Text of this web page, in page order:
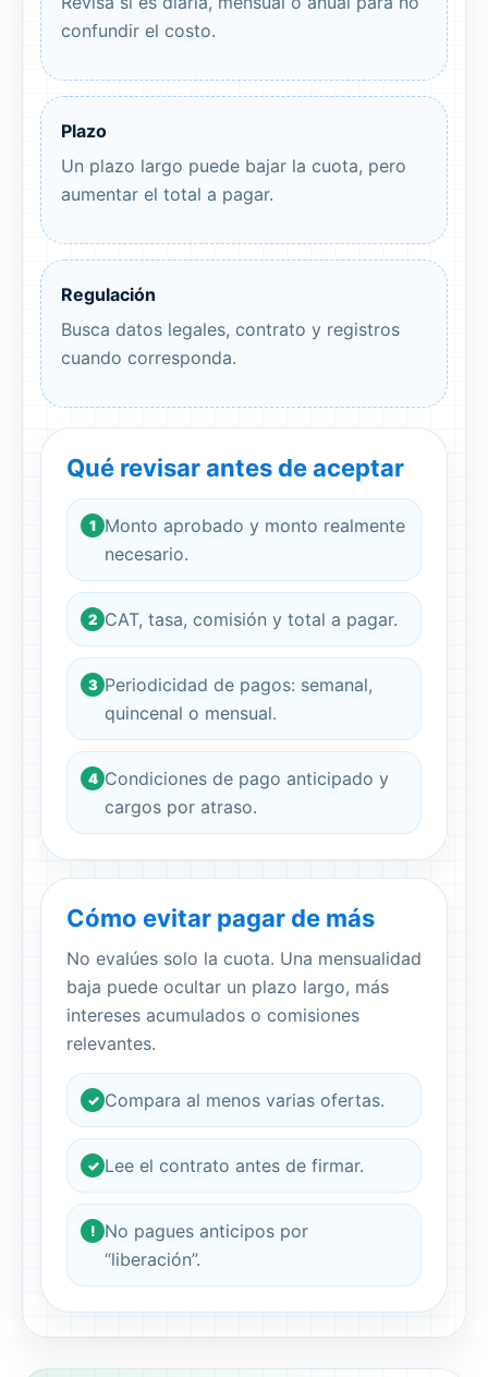
confundir el costo.
Plazo
Un plazo largo puede bajar la cuota, pero
aumentar el total a pagar.
Regulación
Busca datos legales, contrato y registros
cuando corresponda.
Qué revisar antes de aceptar
1 Monto aprobado y monto realmente
necesario.
2 CAT, tasa, comisión y total a pagar.
3 Periodicidad de pagos: semanal,
quincenal o mensual.
4 Condiciones de pago anticipado y
cargos por atraso.
Cómo evitar pagar de más
No evalúes solo la cuota. Una mensualidad
baja puede ocultar un plazo largo, más
intereses acumulados o comisiones
relevantes.
✓ Compara al menos varias ofertas.
✓ Lee el contrato antes de firmar.
!
No pagues anticipos por
“liberación”.